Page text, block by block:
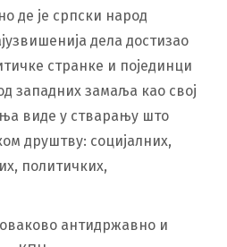
де је српски народ
дела достизао
странке и појединци
западних замаља као свој
виде у стварању што
друштву: социјалних,
политичких,
антидржавно и